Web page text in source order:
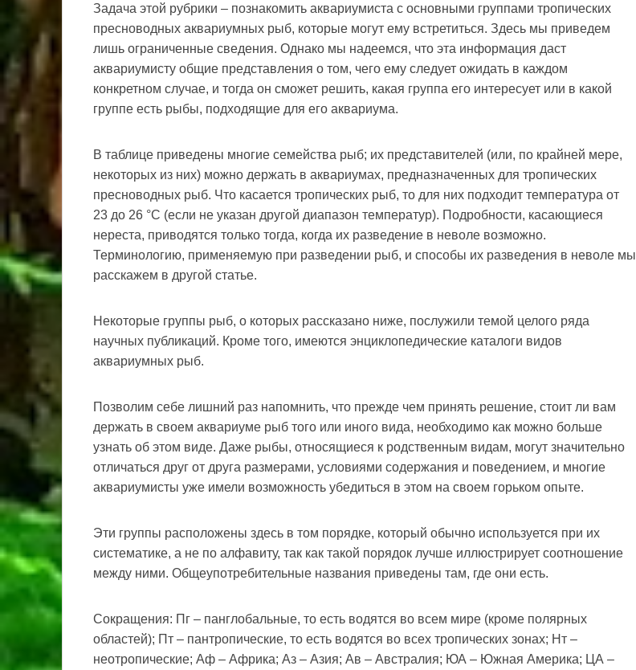
Задача этой рубрики – познакомить аквариумиста с основными группами тропических
пресноводных аквариумных рыб, которые могут ему встретиться. Здесь мы приведем
лишь ограниченные сведения. Однако мы надеемся, что эта информация даст
аквариумисту общие представления о том, чего ему следует ожидать в каждом
конкретном случае, и тогда он сможет решить, какая группа его интересует или в какой
группе есть рыбы, подходящие для его аквариума.
В таблице приведены многие семейства рыб; их представителей (или, по крайней мере,
некоторых из них) можно держать в аквариумах, предназначенных для тропических
пресноводных рыб. Что касается тропических рыб, то для них подходит температура от
23 до 26 °С (если не указан другой диапазон температур). Подробности, касающиеся
нереста, приводятся только тогда, когда их разведение в неволе возможно.
Терминологию, применяемую при разведении рыб, и способы их разведения в неволе мы
расскажем в другой статье.
Некоторые группы рыб, о которых рассказано ниже, послужили темой целого ряда
научных публикаций. Кроме того, имеются энциклопедические каталоги видов
аквариумных рыб.
Позволим себе лишний раз напомнить, что прежде чем принять решение, стоит ли вам
держать в своем аквариуме рыб того или иного вида, необходимо как можно больше
узнать об этом виде. Даже рыбы, относящиеся к родственным видам, могут значительно
отличаться друг от друга размерами, условиями содержания и поведением, и многие
аквариумисты уже имели возможность убедиться в этом на своем горьком опыте.
Эти группы расположены здесь в том порядке, который обычно используется при их
систематике, а не по алфавиту, так как такой порядок лучше иллюстрирует соотношение
между ними. Общеупотребительные названия приведены там, где они есть.
Сокращения: Пг – панглобальные, то есть водятся во всем мире (кроме полярных
областей); Пт – пантропические, то есть водятся во всех тропических зонах; Нт –
неотропические; Аф – Африка; Аз – Азия; Ав – Австралия; ЮА – Южная Америка; ЦА –